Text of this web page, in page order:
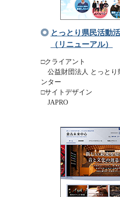
とっとり県民活動
（リニューアル）
□クライアント
公益財団法人 とっとり
ンター
□サイトデザイン
JAPRO